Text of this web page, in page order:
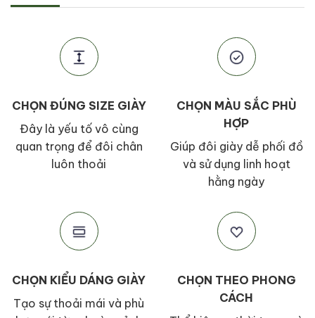
CHỌN ĐÚNG SIZE GIÀY
Đây là yếu tố vô cùng
quan trọng để đôi chân
luôn thoải
CHỌN MÀU SẮC PHÙ
HỢP
Giúp đôi giày dễ phối đồ
và sử dụng linh hoạt
hằng ngày
CHỌN KIỂU DÁNG GIÀY
Tạo sự thoải mái và phù
CHỌN THEO PHONG
CÁCH